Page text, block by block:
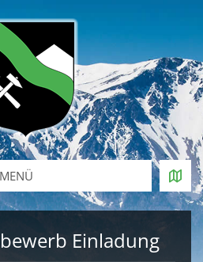
MENÜ
Einladung